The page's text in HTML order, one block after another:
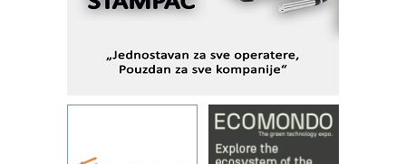
Fleksibilno stezanje i brzo
KIP KOP – napredna rešenja za
savremene industrijske i logističke
Alba d.o.o. – 35 godina preciznosti u
metrologiji i pametnim dozirnim
rešenjima